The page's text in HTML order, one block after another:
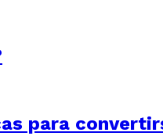
para